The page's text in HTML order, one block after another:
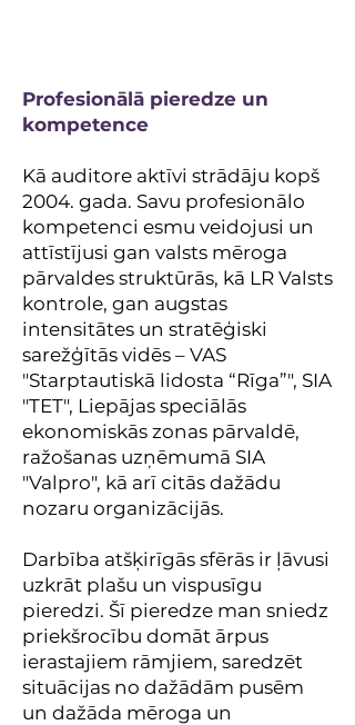
Profesionālā pieredze un
kompetence
Kā auditore aktīvi strādāju kopš
2004. gada. Savu profesionālo
kompetenci esmu veidojusi un
attīstījusi gan valsts mēroga
pārvaldes struktūrās, kā LR Valsts
kontrole, gan augstas
intensitātes un stratēģiski
sarežģītās vidēs – VAS
"Starptautiskā lidosta “Rīga”", SIA
"TET", Liepājas speciālās
ekonomiskās zonas pārvaldē,
ražošanas uzņēmumā SIA
"Valpro", kā arī citās dažādu
nozaru organizācijās.
Darbība atšķirīgās sfērās ir ļāvusi
uzkrāt plašu un vispusīgu
pieredzi. Šī pieredze man sniedz
priekšrocību domāt ārpus
ierastajiem rāmjiem, saredzēt
situācijas no dažādām pusēm
un dažāda mēroga un